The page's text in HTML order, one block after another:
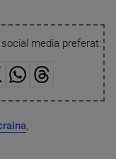
media preferat:
,